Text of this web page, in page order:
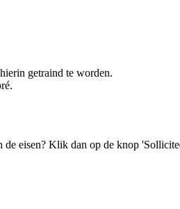
getraind te worden.
eisen? Klik dan op de knop